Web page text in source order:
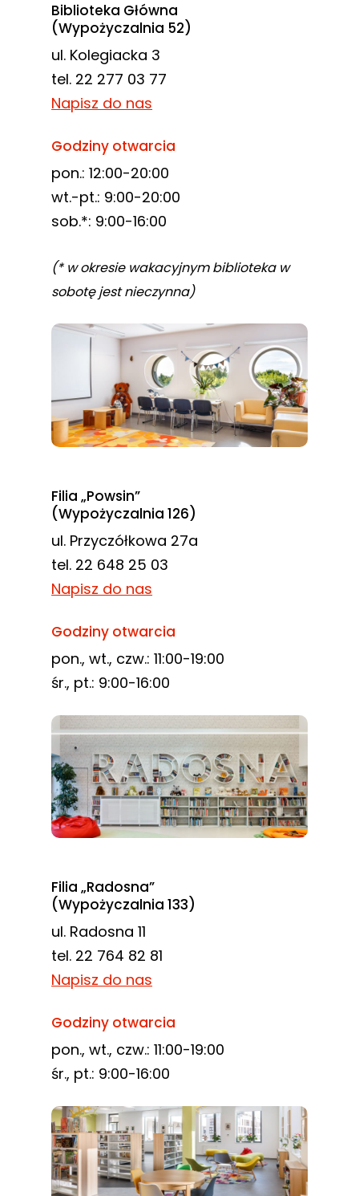
Biblioteka Główna
(Wypożyczalnia 52)
ul. Kolegiacka 3
tel. 22 277 03 77
Napisz do nas
Godziny otwarcia
pon.: 12:00-20:00
wt.-pt.: 9:00-20:00
sob.*: 9:00-16:00
(* w okresie wakacyjnym biblioteka w
sobotę jest nieczynna)
Filia „Powsin”
(Wypożyczalnia 126)
ul. Przyczółkowa 27a
tel. 22 648 25 03
Napisz do nas
Godziny otwarcia
pon., wt., czw.: 11:00-19:00
śr., pt.: 9:00-16:00
Filia „Radosna”
(Wypożyczalnia 133)
ul. Radosna 11
tel. 22 764 82 81
Napisz do nas
Godziny otwarcia
pon., wt., czw.: 11:00-19:00
śr., pt.: 9:00-16:00